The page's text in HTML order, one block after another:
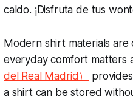
caldo. ¡Disfruta de tus
Modern shirt materials are
everyday comfort matters
del Real Madrid）
a shirt can be stored